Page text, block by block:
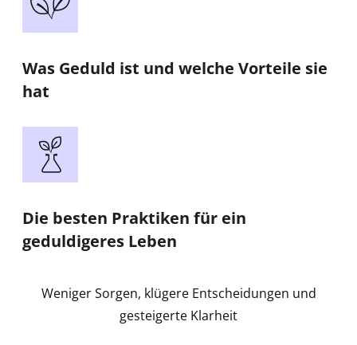
Was Geduld ist und welche Vorteile sie
hat
Die besten Praktiken für ein
geduldigeres Leben
Weniger Sorgen, klügere Entscheidungen und
gesteigerte Klarheit